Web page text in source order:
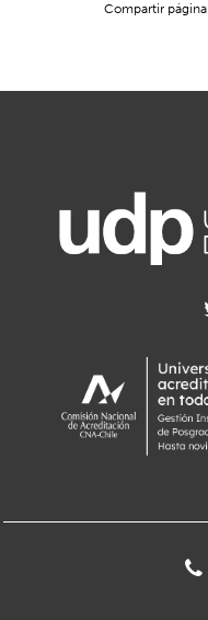
Compartir página